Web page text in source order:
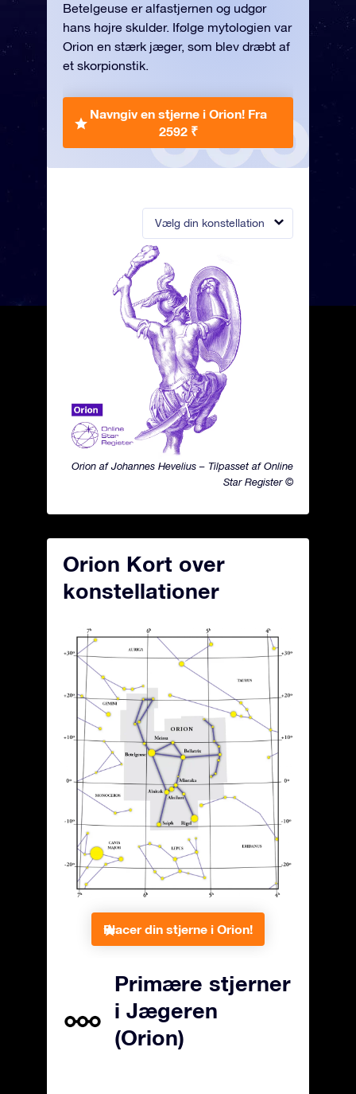
Vælg din konstellation
Orion af Johannes Hevelius – Tilpasset af Online
Star Register ©
Betelgeuse er alfastjernen og udgør
hans højre skulder. Ifølge mytologien var
Orion en stærk jæger, som blev dræbt af
et skorpionstik.
Navngiv en stjerne i Orion! Fra
2592 ₹
Orion Kort over
konstellationer
Placer din stjerne i Orion!
Primære stjerner
i Jægeren
(Orion)